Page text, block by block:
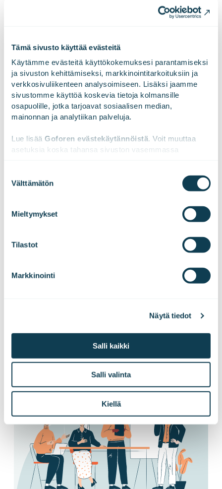
Tämä sivusto käyttää evästeitä
Käytämme evästeitä käyttökokemuksesi parantamiseksi
ja sivuston kehittämiseksi, markkinointitarkoituksiin ja
verkkosivuliikenteen analysoimiseen. Lisäksi jaamme
sivustomme käyttöä koskevia tietoja kolmansille
osapuolille, jotka tarjoavat sosiaalisen median,
mainonnan ja analytiikan palveluja.
Lue lisää Goforen evästekäytännöistä. Voit muuttaa
asetuksia koska tahansa sivuston vasemmassa
valinta
Välttämätön
Mieltymykset
Tilastot
Markkinointi
Näytä tiedot
Salli kaikki
Salli valinta
Kiellä
jokaiselle hyvä työpaikka, ja elämme asiakkaidemme
onnistumisista. Liikevaihtomme vuonna 2023 oli 189,2
Helsinki Oy:ssä. Visiomme on olla merkittävin
asiantuntijayritys. Tutustu meihin paremmin
osoitteessawww.gofore.com
Tilaa tiedotteemme!
Tilaa pörssitiedotteet ja lehdistötiedotteet
Tilaa tiedotteet